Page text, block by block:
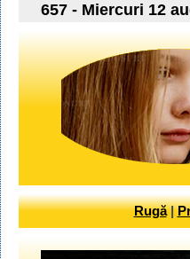
657 - Miercuri 12
Rugă|